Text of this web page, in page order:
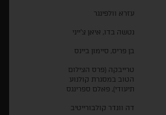
עזרא וולפינגר
נטשה בדו, איאן צ'ייני
בן פריס, סיימון ביינס
טרייבקה (פרס הצילום
הטוב במסגרת קולנוע
תיעודי), פאלם ספרינגס
דה וונדר קולבורייטיב